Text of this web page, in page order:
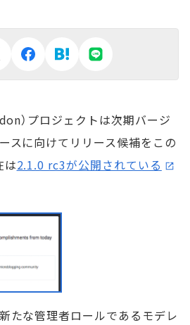
）プロジェクトは次期バージ
スに向けてリリース候補をこの
は2.1.0 rc3が公開されている
たな管理者ロールであるモデレ